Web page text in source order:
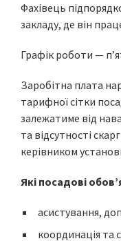
Фахівець
закладу, де він
Графік роботи —
Заробітна плата
тарифної сітки
залежатиме від
та відсутності
керівником
Які посадові
асистування,
координація та